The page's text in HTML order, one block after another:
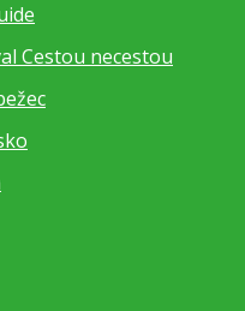
Cestou necestou